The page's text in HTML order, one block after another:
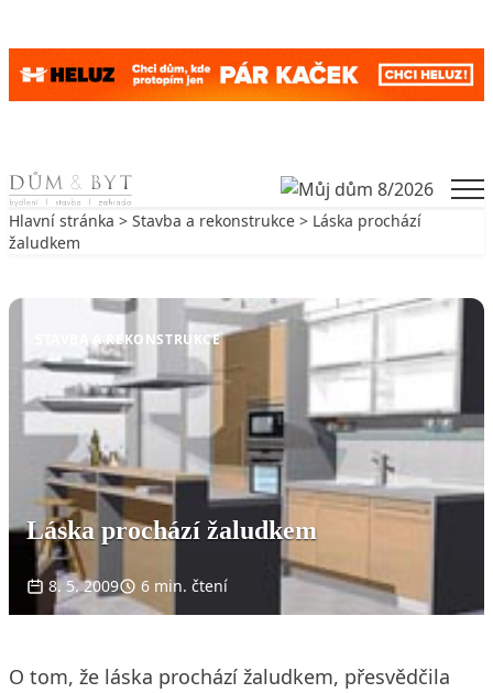
Skip to content
Hlavní stránka > Stavba a rekonstrukce > Láska prochází
žaludkem
STAVBA A REKONSTRUKCE
Láska prochází žaludkem
8. 5. 2009 6 min. čtení
O tom, že láska prochází žaludkem, přesvědčila